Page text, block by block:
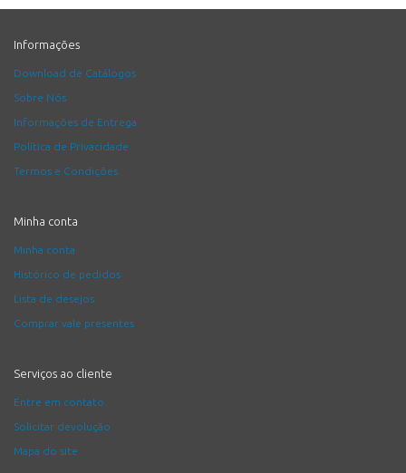
Informações
Download de Catálogos
Sobre Nós
Informações de Entrega
Política de Privacidade
Termos e Condições
Minha conta
Minha conta
Histórico de pedidos
Lista de desejos
Comprar vale presentes
Serviços ao cliente
Entre em contato
Solicitar devolução
Mapa do site